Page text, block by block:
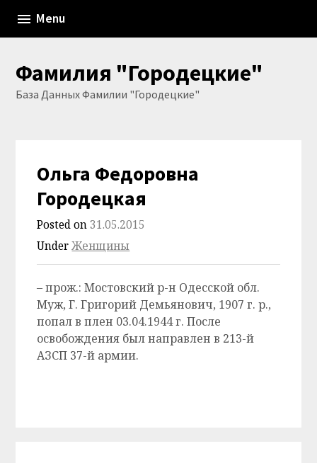
content
Menu
Фамилия "Городецкие"
База Данных Фамилии "Городецкие"
Ольга Федоровна
Городецкая
Posted on31.05.2015
UnderЖенщины
– прож.: Мостовский р-н Одесской обл.
Муж, Г. Григорий Демьянович, 1907 г. р.,
попал в плен 03.04.1944 г. После
освобождения был направлен в 213-й
АЗСП 37-й армии.